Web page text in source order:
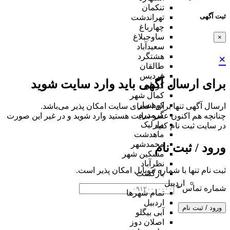
ثبت آگهی
×
×
برای ارسال آگهی باید وارد سایت شوید
ارسال آگهی تنها برای اعضای سایت امکان پذیر می‌باشد.
چنانچه هم‌ اکنون عضو سایت هستید وارد شوید و در غیر این صورت
در سایت ثبت نام کنید
ورود / ثبت نام
ثبت نام تنها با شماره موبایل امکان پذیر است.
شماره تماس*
ورود / ثبت نام
تنکمان
تهراندشت
چهارباغ
ساوجبلاغ
سعیدآباد
هشتگرد
طالقان
فردیس
کردان
کمال شهر
کوهسار
گرمدره
مارلیک
ماهدشت
محمدشهر
مشکین شهر
نظرآباد
بازگشت
اردبیل
تمام شهر‌ها
اردبیل
آبی بیگلو
اصلان دوز